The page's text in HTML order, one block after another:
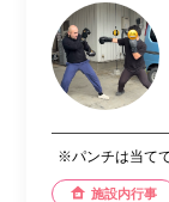
※パンチは当て
施設内行事